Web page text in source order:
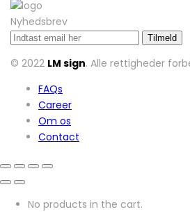
Nyhedsbrev
© 2022 LM sign. Alle rettigheder
FAQs
Career
Om os
Contact
No products in the cart.